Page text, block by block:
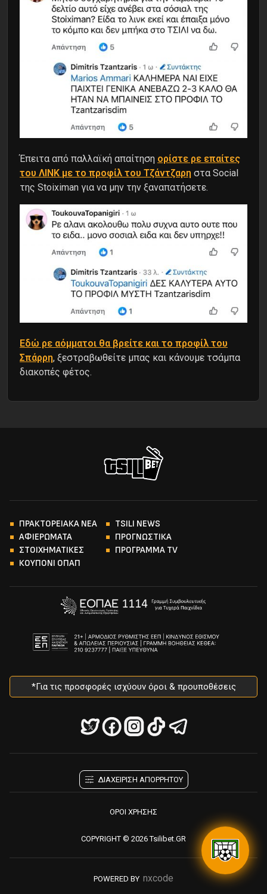
Έπειτα από παλλαϊκή απαίτηση ορίστε ρε επαίτες
του ΛΙΝΚ με το προφίλ του Τζάντζαρη στα Social
της Stoiximan για να μην την ξαναπατήσετε.
Εδώ ρε αόμματοι θα βρείτε και το προφίλ του
Σπάρρη, ξεστραβωθείτε μπας και κάνουμε τσάμπα
διακοπές φέτος.
ΠΡΑΚΤΟΡΕΙΑΚΑ ΝΕΑ
TSILI NEWS
ΑΦΙΕΡΩΜΑΤΑ
ΠΡΟΓΝΩΣΤΙΚΑ
ΣΤΟΙΧΗΜΑΤΙΚΕΣ
ΠΡΟΓΡΑΜΜΑ TV
ΚΟΥΠΟΝΙ ΟΠΑΠ
*Για τις προσφορές ισχύουν όροι & προυποθέσεις
ΔΙΑΧΕΙΡΙΣΗ ΑΠΟΡΡΗΤΟΥ
ΟΡΟΙ ΧΡΗΣΗΣ
POWERED BY nxcode
COPYRIGHT © 2026 Tsilibet.GR